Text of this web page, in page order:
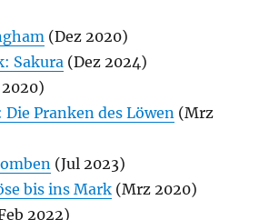
(Dez 2020)
Sakura (Dez 2024)
Pranken des Löwen (Mrz
(Jul 2023)
bis ins Mark (Mrz 2020)
2022)